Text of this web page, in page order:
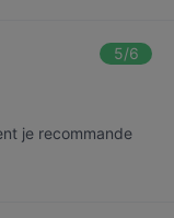
5/6
je recommande